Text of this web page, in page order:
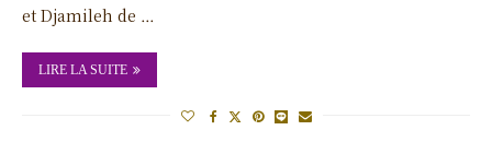
et Djamileh de …
LIRE LA SUITE